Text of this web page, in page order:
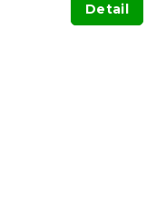
Detail